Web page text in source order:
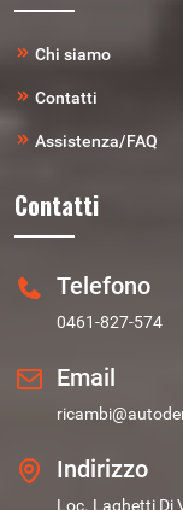
Chi siamo
Contatti
Assistenza/FAQ
Contatti
Telefono
0461-827-574
Email
Indirizzo
Loc. Laghetti Di